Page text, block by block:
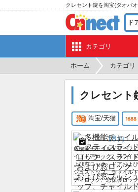
クレセント錠を淘宝(タオバ
カテゴリ
ホーム カテゴリ
クレセント
淘宝/天猫
18 円
多機能チャイルドセーフ
イドドアロック、スライ
よび窓ロック、ドアおよ
シュストップ、チャイル
ティロック、窓保護ロック